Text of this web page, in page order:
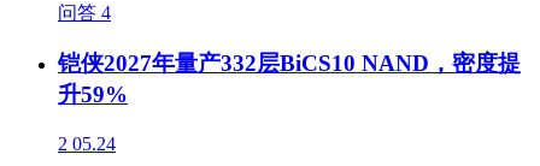
问答 4
铠侠2027年量产332层BiCS10 NAND，密度提
升59%
2 05.24